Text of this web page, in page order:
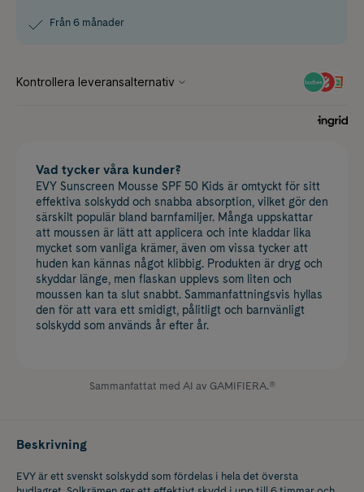
Från 6 månader
Vad tycker våra kunder?
EVY Sunscreen Mousse SPF 50 Kids är omtyckt för sitt
effektiva solskydd och snabba absorption, vilket gör den
särskilt populär bland barnfamiljer. Många uppskattar
att moussen är lätt att applicera och inte kladdar lika
mycket som vanliga krämer, även om vissa tycker att
huden kan kännas något klibbig. Produkten är dryg och
skyddar länge, men flaskan upplevs som liten och
moussen kan ta slut snabbt. Sammanfattningsvis hyllas
den för att vara ett smidigt, pålitligt och barnvänligt
solskydd som används år efter år.
Sammanfattat med AI av GAMIFIERA.®
Beskrivning
EVY är ett svenskt solskydd som fördelas i hela det översta